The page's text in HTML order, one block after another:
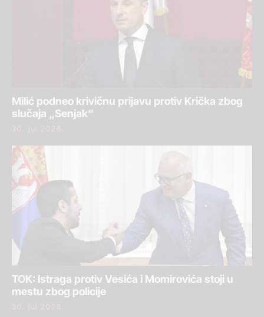
Milić podneo krivičnu prijavu protiv Krička zbog
slučaja „Senjak“
30. jul 2026.
TOK: Istraga protiv Vesića i Momirovića stoji u
mestu zbog policije
30. jul 2026.